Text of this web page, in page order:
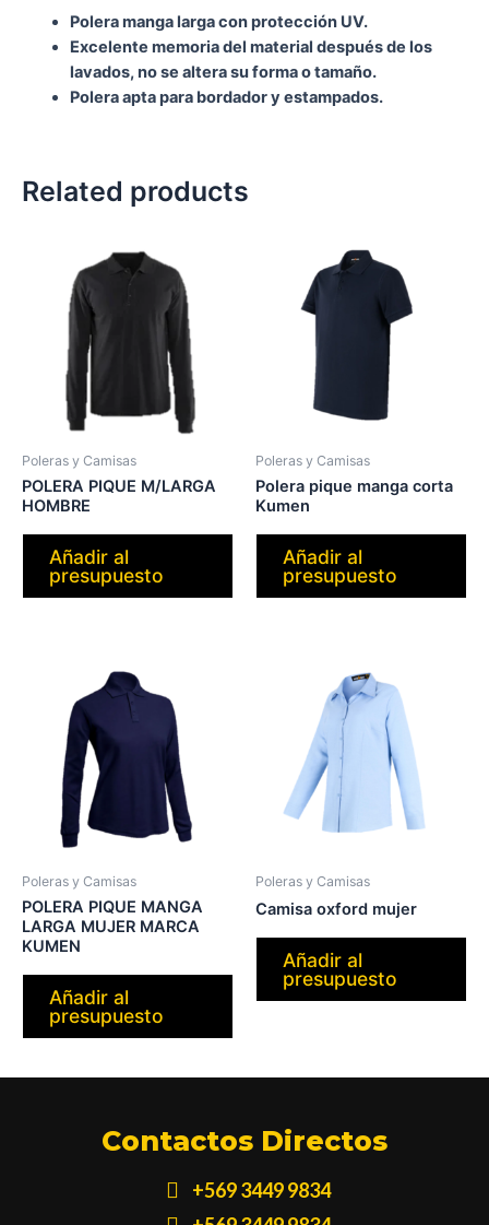
Polera manga larga con protección UV.
Excelente memoria del material después de los
lavados, no se altera su forma o tamaño.
Polera apta para bordador y estampados.
Related products
Poleras y Camisas
POLERA PIQUE M/LARGA
HOMBRE
Añadir al
presupuesto
Poleras y Camisas
Polera pique manga corta
Kumen
Añadir al
presupuesto
Poleras y Camisas
POLERA PIQUE MANGA
LARGA MUJER MARCA
KUMEN
Añadir al
presupuesto
Poleras y Camisas
Camisa oxford mujer
Añadir al
presupuesto
Contactos Directos
+569 3449 9834